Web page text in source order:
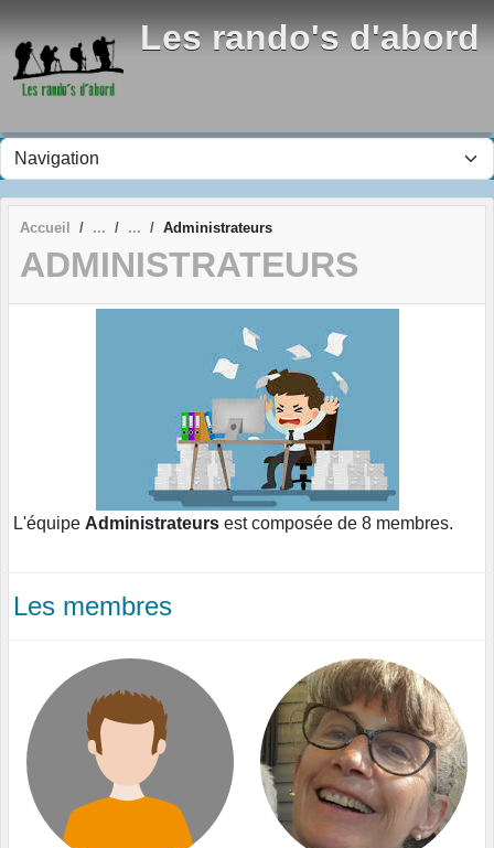
Les rando's d'abord
Accueil Administrateurs
ADMINISTRATEURS
L'équipe Administrateurs est composée de 8 membres.
Les membres